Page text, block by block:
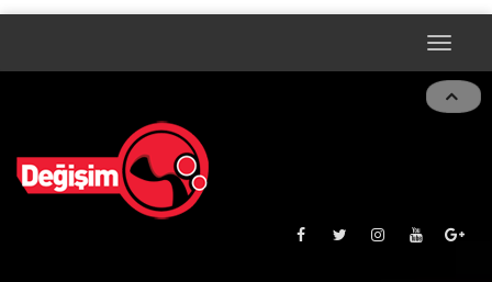
Toggle